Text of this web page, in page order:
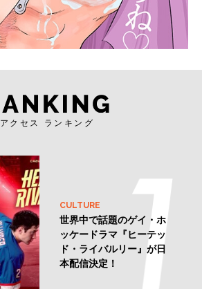
アクセス ランキング
CULTURE
世界中で話題のゲイ・ホ
ッケードラマ『ヒーテッ
ド・ライバルリー』が日
本配信決定！